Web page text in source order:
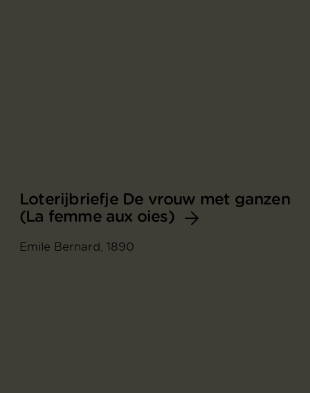
Loterijbriefje De vrouw met ganzen
(La femme aux oies)
Emile Bernard, 1890